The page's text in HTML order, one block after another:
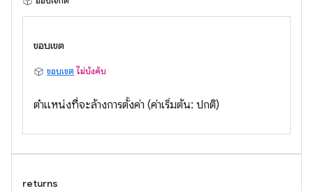
ขอบเขต
ขอบเขต ไม่บังคับ
ตำแหน่งที่จะล้างการตั้งค่า (ค่าเริ่มต้น: ปกติ)
returns